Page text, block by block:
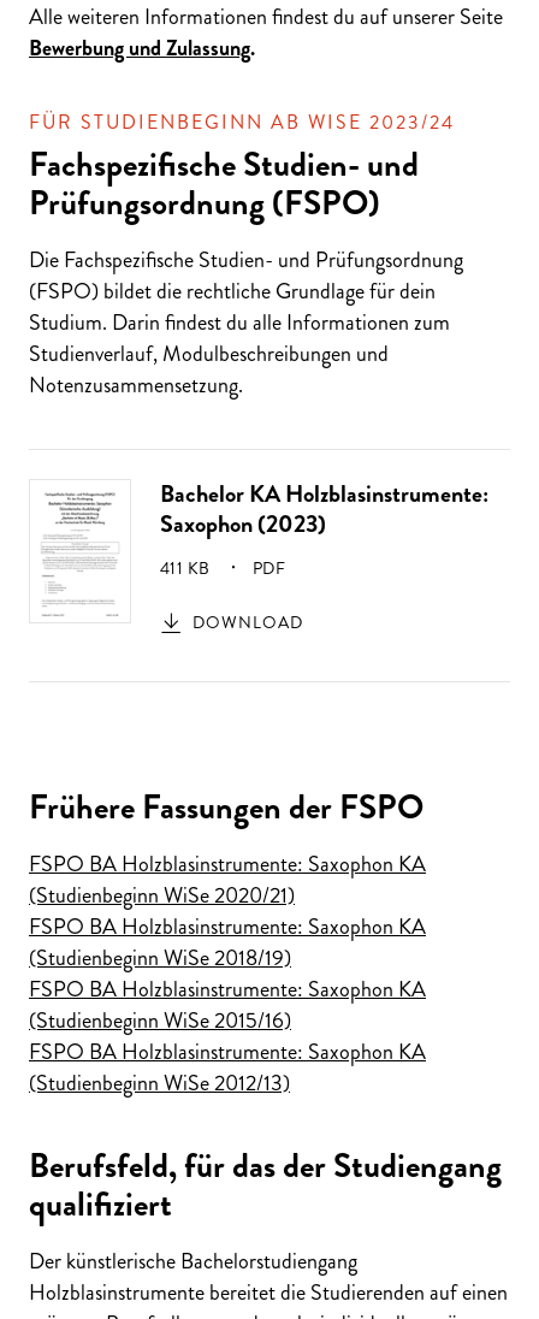
Alle weiteren Informationen findest du auf unserer Seite
Bewerbung und Zulassung.
FÜR STUDIENBEGINN AB WISE 2023/24
Fachspezifische Studien- und
Prüfungsordnung (FSPO)
Die Fachspezifische Studien- und Prüfungsordnung
(FSPO) bildet die rechtliche Grundlage für dein
Studium. Darin findest du alle Informationen zum
Studienverlauf, Modulbeschreibungen und
Notenzusammensetzung.
Bachelor KA Holzblasinstrumente:
Saxophon (2023)
GRÖSSE:
411 KB PDF
DOWNLOAD
Frühere Fassungen der FSPO
FSPO BA Holzblasinstrumente: Saxophon KA
(Studienbeginn WiSe 2020/21)
FSPO BA Holzblasinstrumente: Saxophon KA
(Studienbeginn WiSe 2018/19)
FSPO BA Holzblasinstrumente: Saxophon KA
(Studienbeginn WiSe 2015/16)
FSPO BA Holzblasinstrumente: Saxophon KA
(Studienbeginn WiSe 2012/13)
Berufsfeld, für das der Studiengang
qualifiziert
Der künstlerische Bachelorstudiengang
Holzblasinstrumente bereitet die Studierenden auf einen